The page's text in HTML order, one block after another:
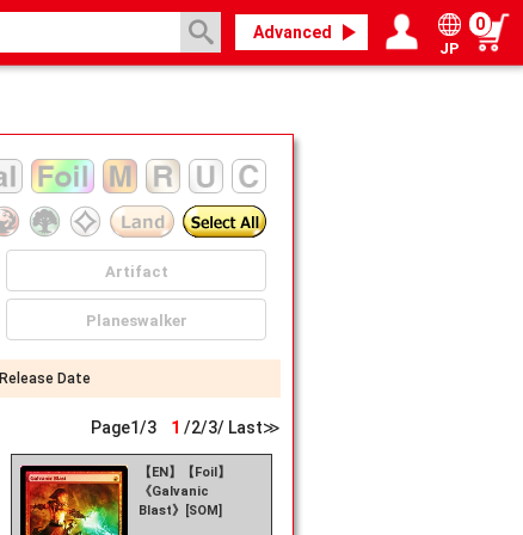
Advanced
JP
0
Artifact
Planeswalker
Release Date
Page1/3 1 /2/3/ Last≫
【EN】【Foil】
《Galvanic
Blast》[SOM]